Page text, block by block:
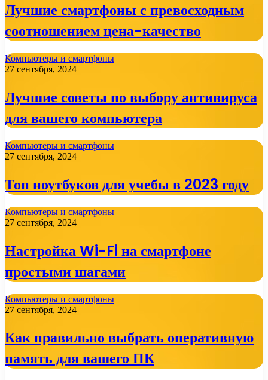
Лучшие смартфоны с превосходным
соотношением цена-качество
Компьютеры и смартфоны
27 сентября, 2024
Лучшие советы по выбору антивируса
для вашего компьютера
Компьютеры и смартфоны
27 сентября, 2024
Топ ноутбуков для учебы в 2023 году
Компьютеры и смартфоны
27 сентября, 2024
Настройка Wi-Fi на смартфоне
простыми шагами
Компьютеры и смартфоны
27 сентября, 2024
Как правильно выбрать оперативную
память для вашего ПК